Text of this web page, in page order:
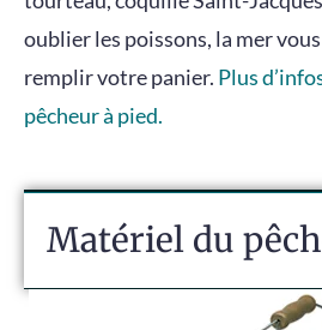
oublier les poissons, la mer
remplir votre panier. Plus
pêcheur à pied.
Matériel du